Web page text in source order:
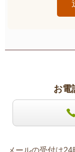
お電
メールの受付は24